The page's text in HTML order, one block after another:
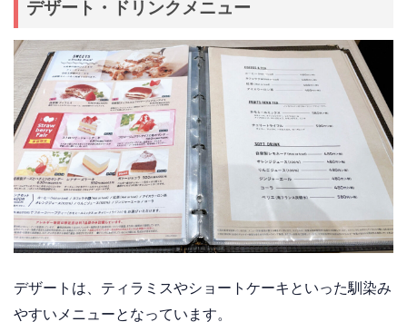
デザート・ドリンクメニュー
デザートは、ティラミスやショートケーキといった馴染み
やすいメニューとなっています。